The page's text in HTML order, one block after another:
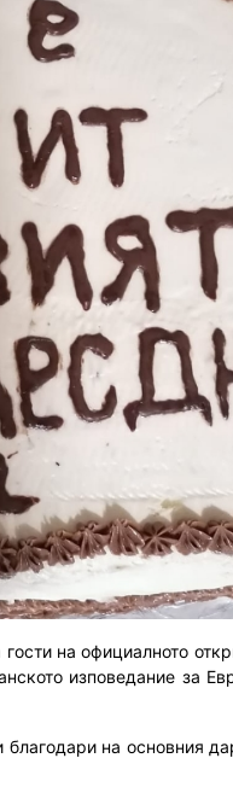
на официалното
изповедание за
на основния